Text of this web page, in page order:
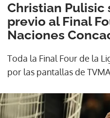
Christian Pulisic
previo al Final
Naciones
Toda la Final Four de la
por las pantallas de